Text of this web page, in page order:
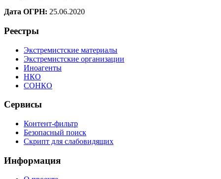
Дата ОГРН: 25.06.2020
Реестры
Экстремистские материалы
Экстремистские организации
Иноагенты
НКО
СОНКО
Сервисы
Контент-фильтр
Безопасный поиск
Скрипт для слабовидящих
Информация